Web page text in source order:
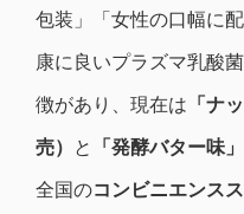
包装」「女性の口幅に
康に良いプラズマ乳酸
徴があり、現在は 「ナ
売） と 「発酵バター味
全国のコンビニエンス